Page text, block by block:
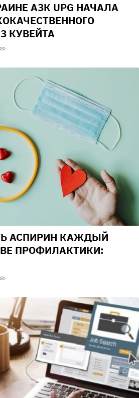
АЗК UPG НАЧАЛА
КУВЕЙТА
АСПИРИН КАЖДЫЙ
ПРОФИЛАКТИКИ: